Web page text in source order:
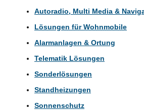
Autoradio, Multi Media &
Lösungen für Wohnmobile
Alarmanlagen & Ortung
Telematik Lösungen
Sonderlösungen
Standheizungen
Sonnenschutz